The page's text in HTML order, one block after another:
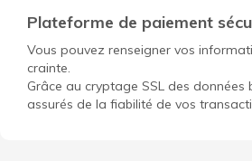
Plateforme de paiement
Vous pouvez renseigner vos
crainte.
Grâce au cryptage SSL des données
assurés de la fiabilité de vos